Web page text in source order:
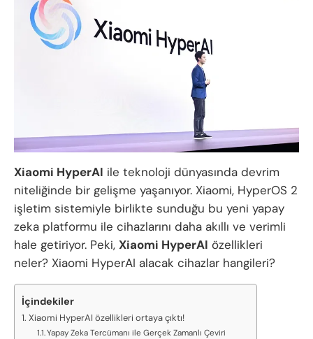
Xiaomi HyperAI ile teknoloji dünyasında devrim
niteliğinde bir gelişme yaşanıyor. Xiaomi, HyperOS 2
işletim sistemiyle birlikte sunduğu bu yeni yapay
zeka platformu ile cihazlarını daha akıllı ve verimli
hale getiriyor. Peki, Xiaomi HyperAI özellikleri
neler? Xiaomi HyperAI alacak cihazlar hangileri?
İçindekiler
Xiaomi HyperAI özellikleri ortaya çıktı!
Yapay Zeka Tercümanı ile Gerçek Zamanlı Çeviri